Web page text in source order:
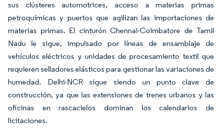
sus clústeres automotrices, acceso a materias primas
petroquímicas y puertos que agilizan las importaciones de
materias primas. El cinturón Chennai-Coimbatore de Tamil
Nadu le sigue, impulsado por líneas de ensamblaje de
vehículos eléctricos y unidades de procesamiento textil que
requieren selladores elásticos para gestionar las variaciones de
humedad. Delhi-NCR sigue siendo un punto clave de
construcción, ya que las extensiones de trenes urbanos y las
oficinas en rascacielos dominan los calendarios de
licitaciones.